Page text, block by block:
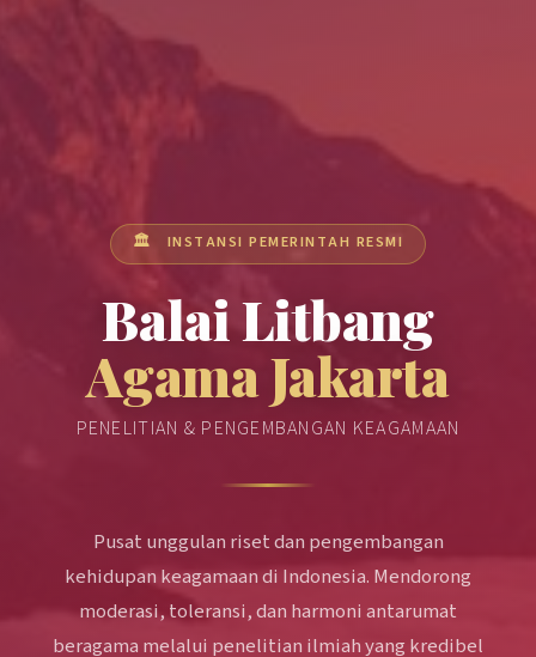
🏛️ INSTANSI PEMERINTAH RESMI
Balai Litbang
Agama Jakarta
PENELITIAN & PENGEMBANGAN KEAGAMAAN
Pusat unggulan riset dan pengembangan
kehidupan keagamaan di Indonesia. Mendorong
moderasi, toleransi, dan harmoni antarumat
beragama melalui penelitian ilmiah yang kredibel